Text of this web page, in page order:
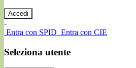
-
Entra con SPID Entra con CIE
Seleziona utente